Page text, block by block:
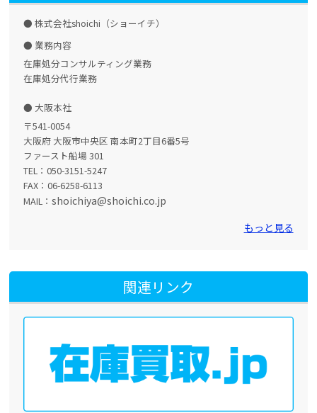
株式会社shoichi（ショーイチ）
業務内容
在庫処分コンサルティング業務
在庫処分代行業務
大阪本社
〒541-0054
大阪府 大阪市中央区 南本町2丁目6番5号
ファースト船場 301
TEL：050-3151-5247
FAX：06-6258-6113
MAIL：shoichiya@shoichi.co.jp
もっと見る
関連リンク